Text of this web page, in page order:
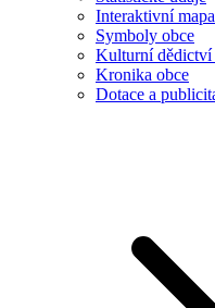
Interaktivní mapa
Symboly obce
Kulturní dědictví
Kronika obce
Dotace a